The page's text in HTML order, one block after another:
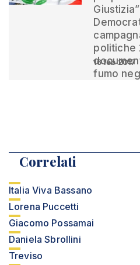
politiche
fumo
16 feb 2017
Correlati
Italia Viva Bassano
Lorena Puccetti
Giacomo Possamai
Daniela Sbrollini
Treviso